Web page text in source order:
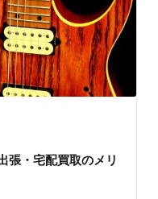
張・宅配買取のメリ